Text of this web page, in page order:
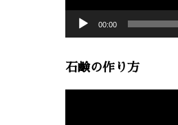
00:00
石鹸の作り方